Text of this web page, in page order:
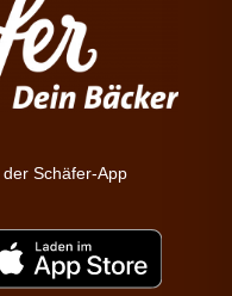
Schäfer-App